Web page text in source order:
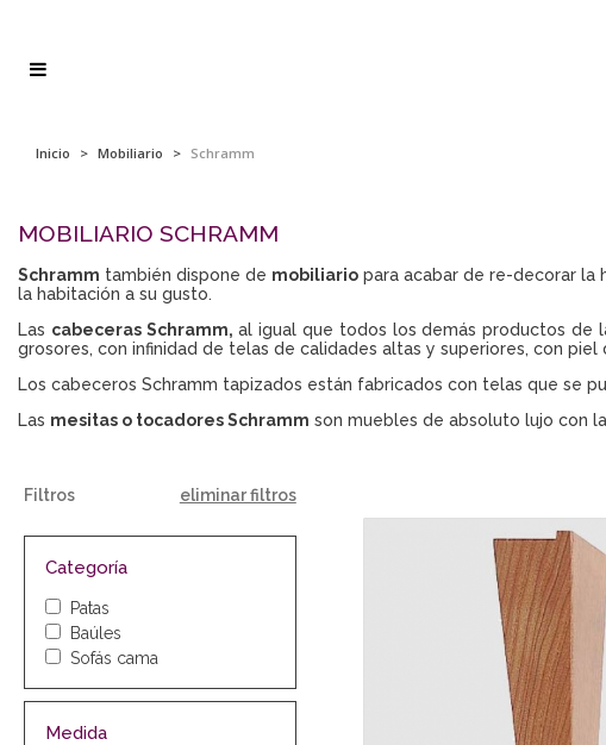
Inicio > Mobiliario > Schramm
MOBILIARIO SCHRAMM
Schramm también dispone de mobiliario para acabar de re-decorar la
la habitación a su gusto.
Las cabeceras Schramm, al igual que todos los demás productos de
grosores, con infinidad de telas de calidades altas y superiores, con
Los cabeceros Schramm tapizados están fabricados con telas que se
Las mesitas o tocadores Schramm son muebles de absoluto lujo con
Filtros eliminar filtros
Categoría
Patas
Baúles
Sofás cama
Medida